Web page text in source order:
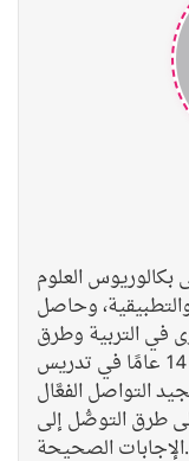
العلوم
وحاصل
في التربية وطرق
التدريس. يتمتَّع بخبرة تمتدُّ لـ 14 عامًا في تدريس
التواصل الفعَّال
طرق التوصُّل إلى
الإجابات الصحيحة.